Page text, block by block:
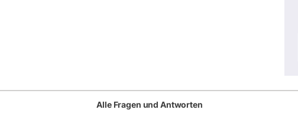
Alle Fragen und Antworten